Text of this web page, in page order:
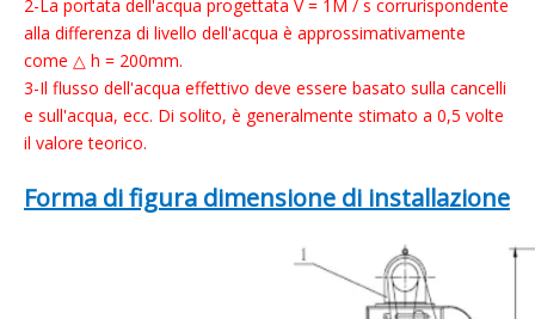
2-La portata dell'acqua progettata V = 1M / s corrurispondente
alla differenza di livello dell'acqua è approssimativamente
come △ h = 200mm.
3-Il flusso dell'acqua effettivo deve essere basato sulla cancelli
e sull'acqua, ecc. Di solito, è generalmente stimato a 0,5 volte
il valore teorico.
Forma di figura dimensione di installazione